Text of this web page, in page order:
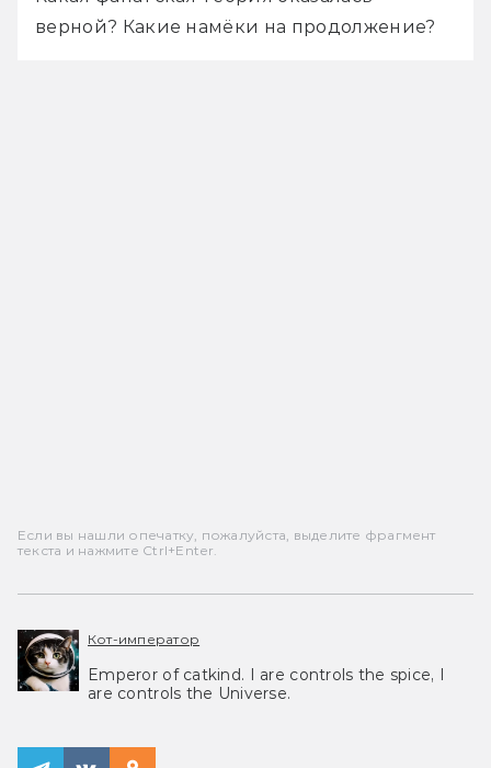
верной? Какие намёки на продолжение?
Если вы нашли опечатку, пожалуйста, выделите фрагмент
текста и нажмите Ctrl+Enter.
Кот-император
Emperor of catkind. I are controls the spice, I
are controls the Universe.